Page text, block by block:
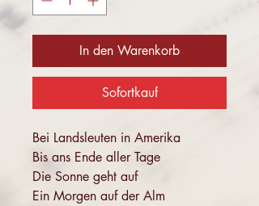
In den Warenkorb
Sofortkauf
Bei Landsleuten in Amerika
Bis ans Ende aller Tage
Die Sonne geht auf
Ein Morgen auf der Alm